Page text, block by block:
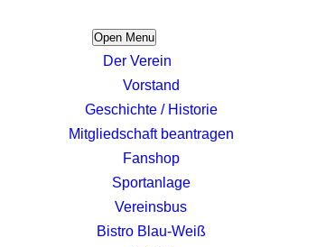
Open Menu
Der Verein
Vorstand
Geschichte / Historie
Mitgliedschaft beantragen
Fanshop
Sportanlage
Vereinsbus
Bistro Blau-Weiß